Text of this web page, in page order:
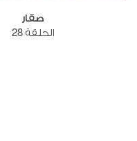
صقار
الحلقة 28